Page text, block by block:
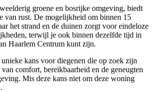
groene en bosrijke omgeving, biedt
van rust. De mogelijkheid om binnen 15
het strand en de duinen zorgt voor eindeloze
terwijl je ook binnen dezelfde tijd in
Haarlem Centrum kunt zijn.
kans voor diegenen die op zoek zijn
comfort, bereikbaarheid en de geneugten
Mis deze kans niet om deze woning